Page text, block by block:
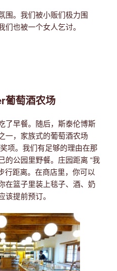
围。我们被小贩们极力围
也被一个女人乞讨。
萄酒农场
了早餐。随后，斯泰伦博斯
一，家族式的葡萄酒农场
项。我们有足够的理由在那
的公园里野餐。庄园距离 “我
行距离。在商店里，你可以
在篮子里装上毯子、酒、奶
提前预订。